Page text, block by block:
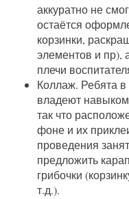
аккуратно не
остаётся
корзинки,
элементов и пр),
плечи
Коллаж. Ребята
владеют
так что
фоне и их
проведения
предложить
грибочки
т.д.).